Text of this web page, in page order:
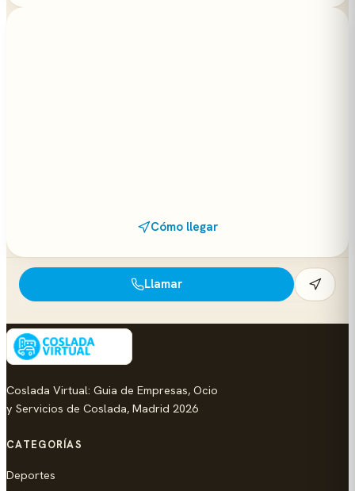
Cómo llegar
Llamar
Coslada Virtual: Guia de Empresas, Ocio
y Servicios de Coslada, Madrid 2026
CATEGORÍAS
Deportes